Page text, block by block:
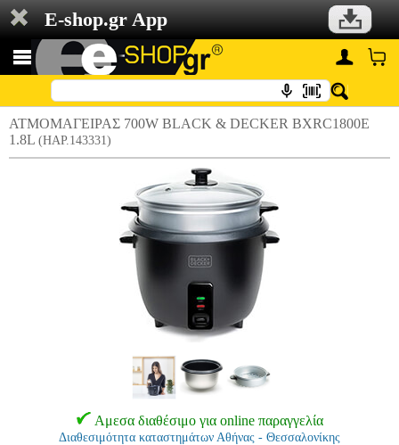
E-shop.gr App
ΑΤΜΟΜΑΓΕΙΡΑΣ 700W BLACK & DECKER BXRC1800E
1.8L (HAP.143331)
Αμεσα διαθέσιμο για online παραγγελία
Διαθεσιμότητα καταστημάτων Αθήνας - Θεσσαλονίκης